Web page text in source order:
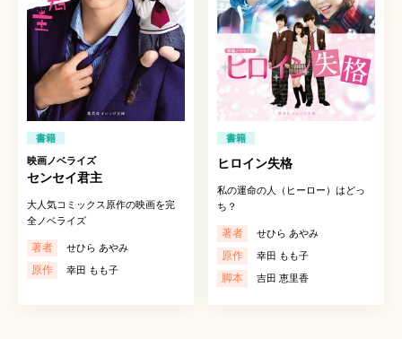
書籍
映画ノベライズ
センセイ君主
大人気コミックス原作の映画を完
全ノベライズ
著者 せひら あやみ
原作 幸田 もも子
書籍
ヒロイン失格
私の運命の人（ヒーロー）はどっ
ち？
著者 せひら あやみ
原作 幸田 もも子
脚本 吉田 恵里香